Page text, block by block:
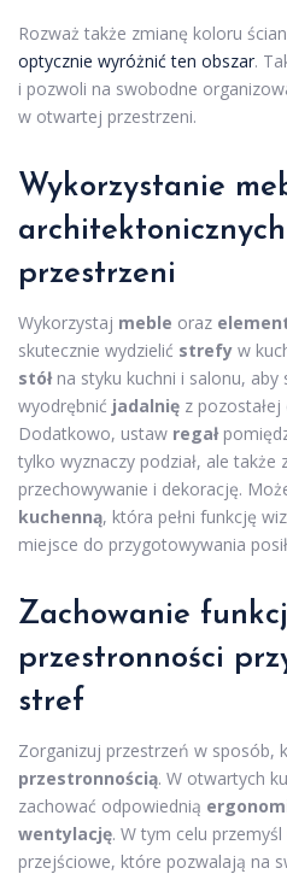
Rozważ także zmianę koloru
optycznie wyróżnić ten obszar.
i pozwoli na swobodne
w otwartej przestrzeni.
Wykorzystanie
przestrzeni
Wykorzystaj meble oraz
skutecznie wydzielić strefy w
stółna styku kuchni i salonu, aby
wyodrębnić jadalnię z pozostałej
Dodatkowo, ustaw regał
tylko wyznaczy podział, ale także
przechowywanie i dekorację.
kuchenną, która pełni funkcję
miejsce do przygotowywania
Zachowanie
przestronności
stref
Zorganizuj przestrzeń w sposób,
przestronnością. W otwartych
zachować odpowiednią
wentylację. W tym celu
przejściowe, które pozwalają na